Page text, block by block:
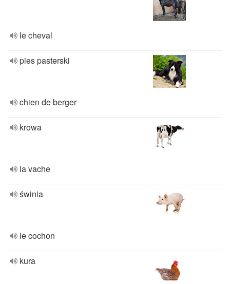
le cheval
pies pasterski
chien de berger
krowa
la vache
świnia
le cochon
kura